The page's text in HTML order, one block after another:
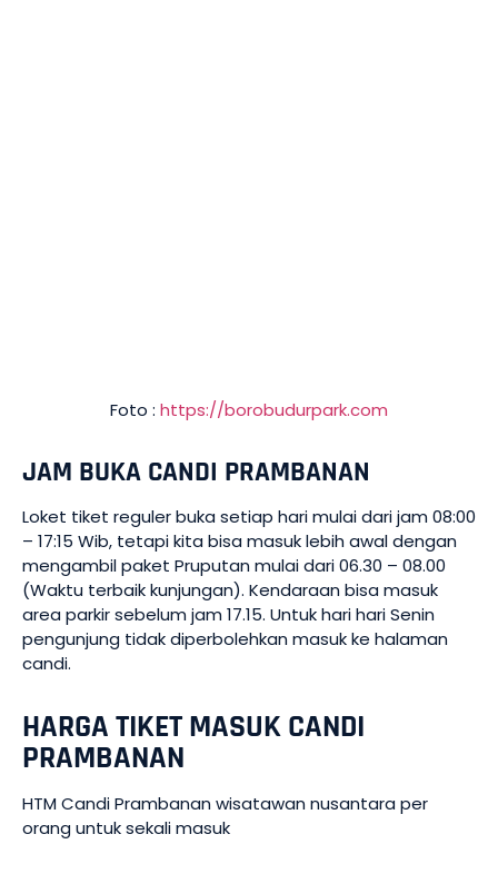
Foto : https://borobudurpark.com
JAM BUKA CANDI PRAMBANAN
Loket tiket reguler buka setiap hari mulai dari jam 08:00
– 17:15 Wib, tetapi kita bisa masuk lebih awal dengan
mengambil paket Pruputan mulai dari 06.30 – 08.00
(Waktu terbaik kunjungan). Kendaraan bisa masuk
area parkir sebelum jam 17.15. Untuk hari hari Senin
pengunjung tidak diperbolehkan masuk ke halaman
candi.
HARGA TIKET MASUK CANDI
PRAMBANAN
HTM Candi Prambanan wisatawan nusantara per
orang untuk sekali masuk